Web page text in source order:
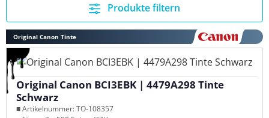
Produkte filtern
Original Canon Tinte
Original Canon BCI3EBK | 4479A298 Tinte
Schwarz
■ Artikelnummer: TO-108357